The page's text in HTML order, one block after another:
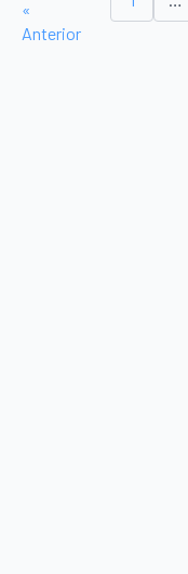
«
Anterior